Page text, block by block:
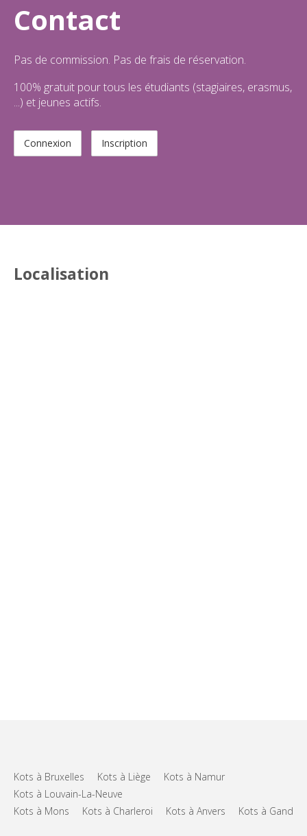
Contact
Pas de commission. Pas de frais de réservation.
100% gratuit pour tous les étudiants (stagiaires, erasmus,
...) et jeunes actifs.
Connexion Inscription
Localisation
Kots à Bruxelles Kots à Liège
Kots à Namur
Kots à Louvain-La-Neuve
Kots à Mons
Kots à Charleroi Kots à Anvers Kots à Gand